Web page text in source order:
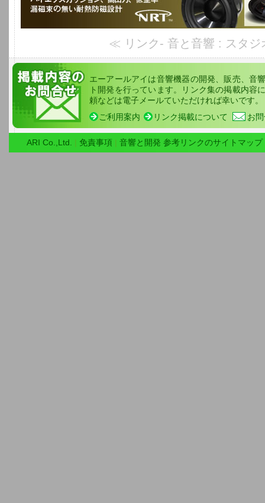
≪ リンク- 音と音響 : スタ
エーアールアイは音響機器の開発、販売、音
ト開発を行っています。リンク集の掲載内容
頼などは電子メールていただければ幸いです。
ご利用案内
リンク掲載について お
ARI Co.,Ltd. | 免責事項 | 音響と開発 参考リンクのサイトマップ